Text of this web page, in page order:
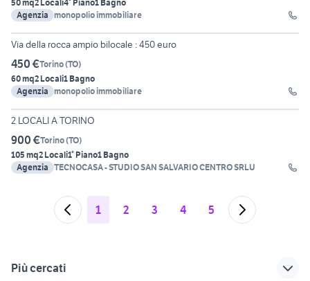
50 mq2 Locali4° Piano1 Bagno
Agenzia monopolio immobiliare
3
Via della rocca ampio bilocale : 450 euro
450 €Torino(TO)
60 mq2 Locali1 Bagno
Agenzia monopolio immobiliare
16
2 LOCALI A TORINO
900 €Torino(TO)
105 mq2 Locali1° Piano1 Bagno
Agenzia TECNOCASA - STUDIO SAN SALVARIO CENTRO SRLU
1 2 3 4 5
Più cercati